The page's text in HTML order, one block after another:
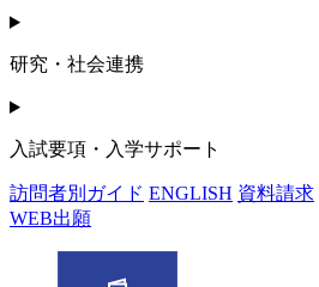
研究・社会連携
入試要項・入学サポート
訪問者別ガイド ENGLISH 資料請求
WEB出願